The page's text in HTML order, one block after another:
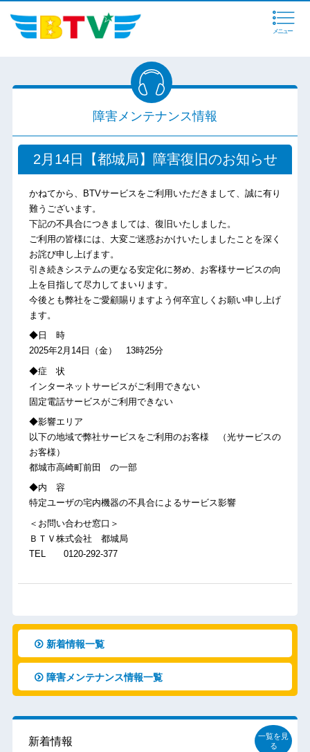
メニュー
障害メンテナンス情報
2月14日【都城局】障害復旧のお知らせ
かねてから、BTVサービスをご利用いただきまして、誠に有り
難うございます。
下記の不具合につきましては、復旧いたしました。
ご利用の皆様には、大変ご迷惑おかけいたしましたことを深く
お詫び申し上げます。
引き続きシステムの更なる安定化に努め、お客様サービスの向
上を目指して尽力してまいります。
今後とも弊社をご愛顧賜りますよう何卒宜しくお願い申し上げ
ます。
◆日 時
2025年2月14日（金） 13時25分
◆症 状
インターネットサービスがご利用できない
固定電話サービスがご利用できない
◆影響エリア
以下の地域で弊社サービスをご利用のお客様 （光サービスの
お客様）
都城市高崎町前田 の一部
◆内 容
特定ユーザの宅内機器の不具合によるサービス影響
＜お問い合わせ窓口＞
ＢＴＶ株式会社 都城局
TEL 0120-292-377
新着情報一覧
障害メンテナンス情報一覧
新着情報
一覧を見
る